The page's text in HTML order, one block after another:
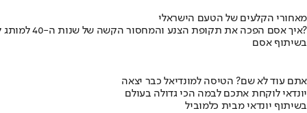
מאחורי הקלעים של הטעם הישראלי
איך אסם הפכה את תקופת הצנע והמחסור הקשה של שנות ה-40 למותג לאומי?
בשיתוף אסם
אתם עוד לא שם? הטיסה למונדיאל כבר יצאה
יונדאי לוקחת אתכם לבמה הכי גדולה בעולם
בשיתוף יונדאי מבית כלמוביל